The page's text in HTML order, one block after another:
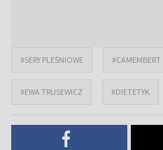
#SERY PLEŚNIOWE #CAMEMBERT
#EWA TRUSEWICZ #DIETETYK